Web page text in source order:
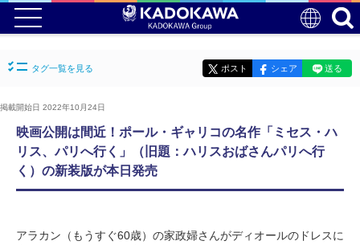
タグ一覧を見る ポスト シェア 送る
掲載開始日 2022年10月24日
映画公開は間近！ポール・ギャリコの名作「ミセス・ハ
リス、パリへ行く」（旧題：ハリスおばさんパリへ行
く）の新装版が本日発売
アラカン（もうすぐ60歳）の家政婦さんがディオールのドレスに